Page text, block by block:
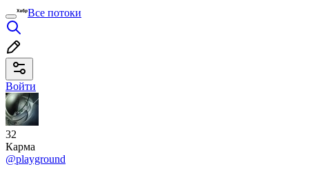
Все потоки
Войти
32
Карма
@playground